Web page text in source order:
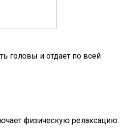
головы и отдает по всей
физическую релаксацию.